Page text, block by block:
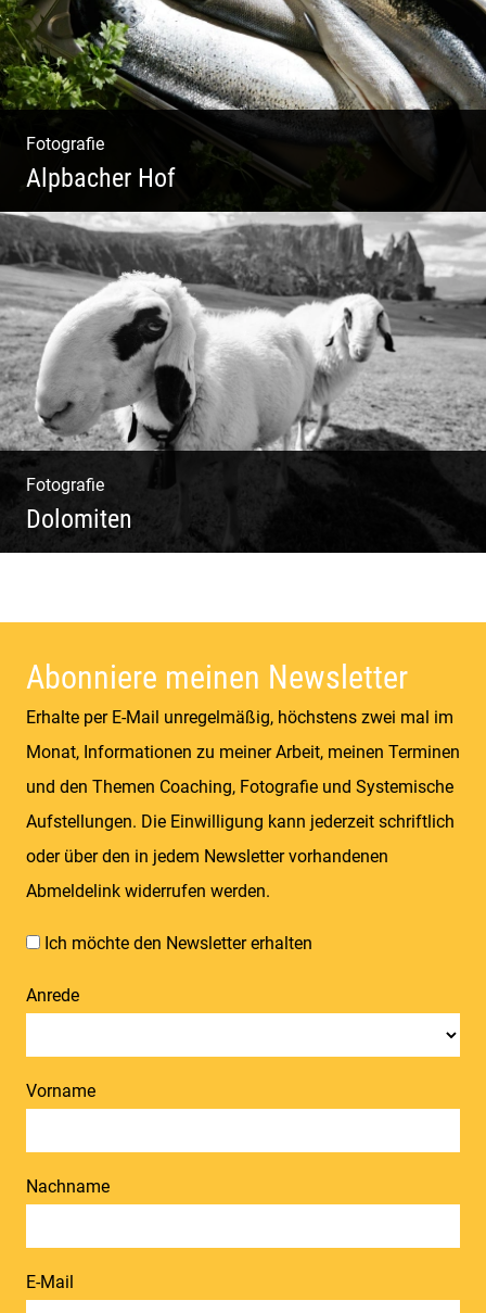
Fotografie
Alpbacher Hof
Vorzügliche Weine | Gourmet Küche | Feiste
Kulinarik | Genuss Urlaub
Fotografie
Dolomiten
Abonniere meinen Newsletter
Erhalte per E-Mail unregelmäßig, höchstens zwei mal im
Monat, Informationen zu meiner Arbeit, meinen Terminen
und den Themen Coaching, Fotografie und Systemische
Aufstellungen. Die Einwilligung kann jederzeit schriftlich
oder über den in jedem Newsletter vorhandenen
Abmeldelink widerrufen werden.
Ich möchte den Newsletter erhalten
Anrede
Vorname
Nachname
E-Mail